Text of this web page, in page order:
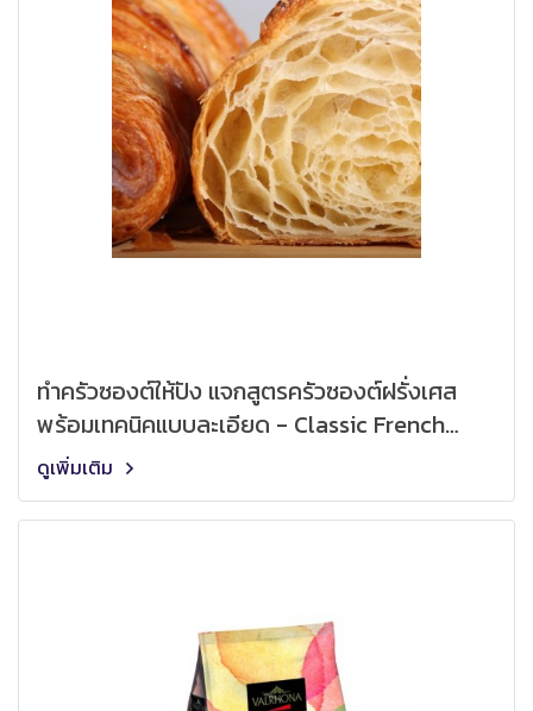
ทำครัวซองต์ให้ปัง แจกสูตรครัวซองต์ฝรั่งเศส
พร้อมเทคนิคแบบละเอียด - Classic French
Croissant Recipe
ดูเพิ่มเติม